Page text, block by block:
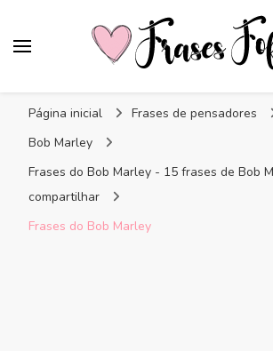
Página inicial Frases de pensadores
Bob Marley
Frases do Bob Marley - 15 frases de Bob
compartilhar
Frases do Bob Marley